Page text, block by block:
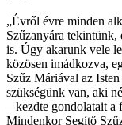
„Évről évre minden
Szűzanyára tekintünk,
is. Úgy akarunk vele
közösen imádkozva,
Szűz Máriával az
szükségünk van, aki
– kezdte gondolatait a
Mindenkor Segítő